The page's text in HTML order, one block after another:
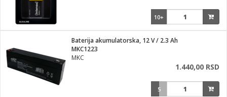
10+
Baterija akumulatorska, 12 V / 2.3 Ah
MKC1223
MKC
1.440,00 RSD
5